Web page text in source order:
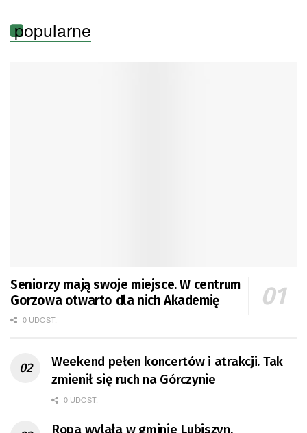
popularne
Seniorzy mają swoje miejsce. W centrum
Gorzowa otwarto dla nich Akademię
0 UDOST.
Weekend pełen koncertów i atrakcji. Tak
zmienił się ruch na Górczynie
0 UDOST.
Ropa wylała w gminie Lubiszyn.